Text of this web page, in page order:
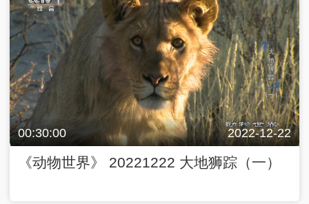
00:30:00 2022-12-22
《动物世界》 20221222 大地狮踪（一）